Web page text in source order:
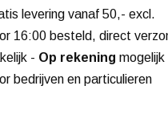
levering vanaf 50,- excl.
16:00 besteld, direct
- Op rekening mogelijk
bedrijven en particulieren